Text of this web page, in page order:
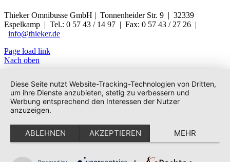
Thieker Omnibusse GmbH | Tonnenheider Str. 9 | 32339
Espelkamp | Tel.: 0 57 43 / 14 97 | Fax: 0 57 43 / 27 26 |
info@thieker.de
Page load link
Nach oben
Diese Seite nutzt Website-Tracking-Technologien von Dritten,
um ihre Dienste anzubieten, stetig zu verbessern und
Werbung entsprechend den Interessen der Nutzer
anzuzeigen.
ABLEHNEN AKZEPTIEREN MEHR